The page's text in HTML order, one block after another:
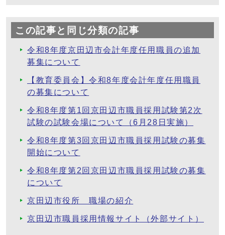
この記事と同じ分類の記事
令和8年度京田辺市会計年度任用職員の追加
募集について
【教育委員会】令和8年度会計年度任用職員
の募集について
令和8年度第1回京田辺市職員採用試験第2次
試験の試験会場について（6月28日実施）
令和8年度第3回京田辺市職員採用試験の募集
開始について
令和8年度第2回京田辺市職員採用試験の募集
について
京田辺市役所 職場の紹介
京田辺市職員採用情報サイト（外部サイト）